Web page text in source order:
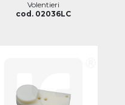
Volentieri
cod. 02036LC